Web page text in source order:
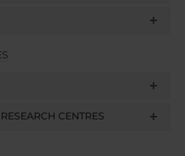
CENTRES